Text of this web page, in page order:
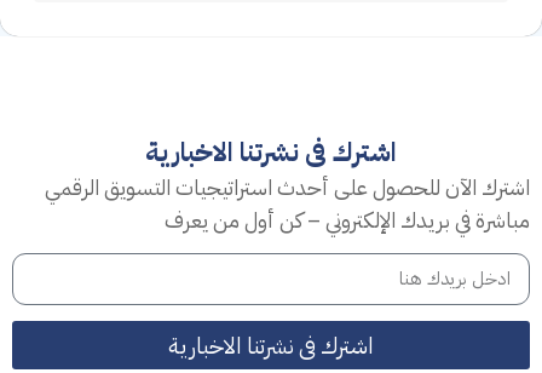
اشترك فى نشرتنا الاخبارية
اشترك الآن للحصول على أحدث استراتيجيات التسويق الرقمي
مباشرة في بريدك الإلكتروني – كن أول من يعرف
اشترك فى نشرتنا الاخبارية